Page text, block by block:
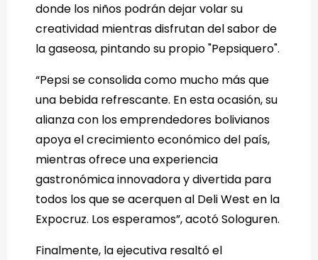
donde los niños podrán dejar volar su
creatividad mientras disfrutan del sabor de
la gaseosa, pintando su propio "Pepsiquero".
“Pepsi se consolida como mucho más que
una bebida refrescante. En esta ocasión, su
alianza con los emprendedores bolivianos
apoya el crecimiento económico del país,
mientras ofrece una experiencia
gastronómica innovadora y divertida para
todos los que se acerquen al Deli West en la
Expocruz. Los esperamos”, acotó Sologuren.
Finalmente, la ejecutiva resaltó el